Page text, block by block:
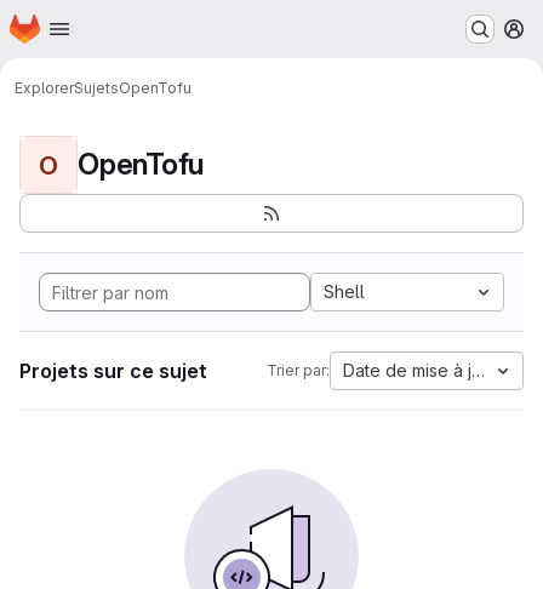
Passer au contenu principal
Page d'accueil
ExplorerSujetsOpenTofu
O OpenTofu
Shell
Projets sur ce sujet Trier par: Date de mise à jour